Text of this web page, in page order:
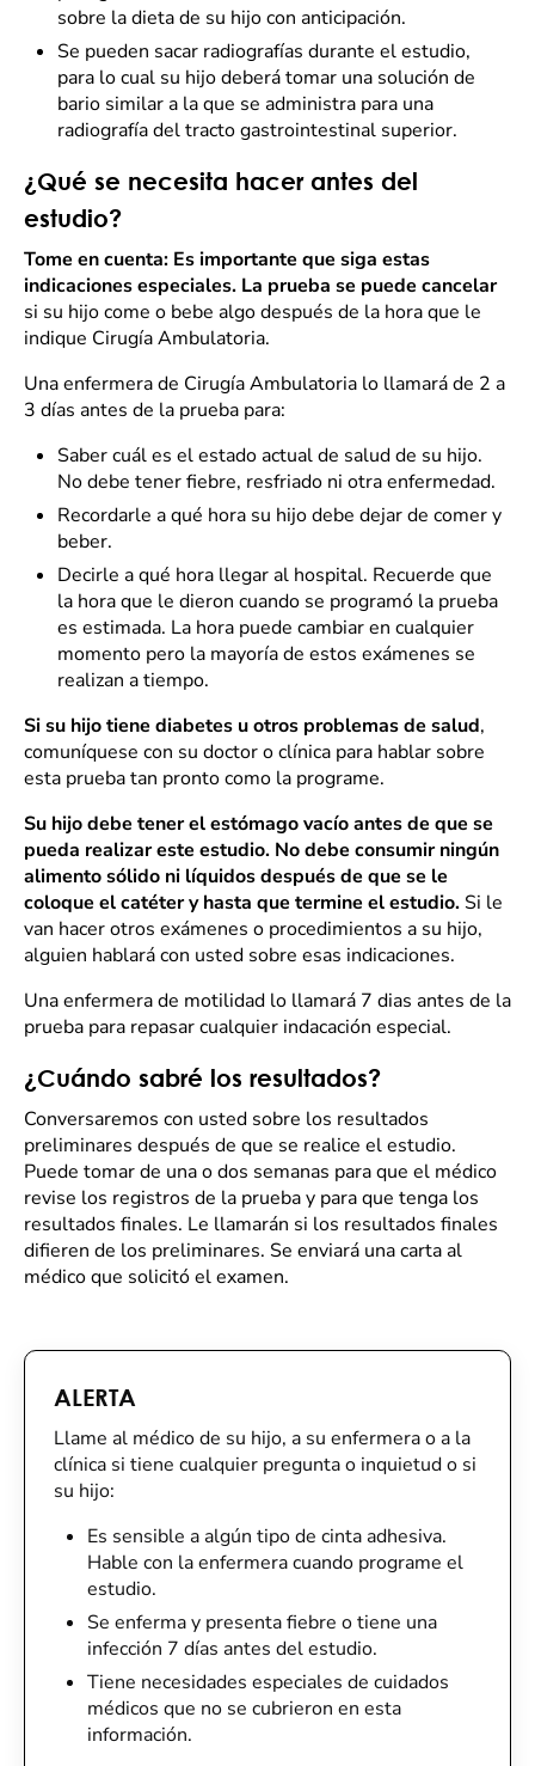
sobre la dieta de su hijo con anticipación.
Se pueden sacar radiografías durante el estudio,
para lo cual su hijo deberá tomar una solución de
bario similar a la que se administra para una
radiografía del tracto gastrointestinal superior.
¿Qué se necesita hacer antes del
estudio?
Tome en cuenta: Es importante que siga estas
indicaciones especiales. La prueba se puede cancelar
si su hijo come o bebe algo después de la hora que le
indique CirugíaAmbulatoria.
Una enfermera de Cirugía Ambulatoria lo llamará de 2 a
3 días antes de la prueba para:
Saber cuál es el estado actual de salud de su hijo.
No debe tener fiebre, resfriado ni otra enfermedad.
Recordarle a qué hora su hijo debe dejar de comer y
beber.
Decirle a qué hora llegar al hospital. Recuerde que
la hora que le dieron cuando se programó la prueba
es estimada. La hora puede cambiar en cualquier
momento pero la mayoría de estos exámenes se
realizan a tiempo.
Si su hijo tiene diabetes u otros problemas de salud,
comuníquese con su doctor o clínica para hablar sobre
esta prueba tan pronto como la programe.
Su hijo debe tener el estómago vacío antes de que se
pueda realizar este estudio. No debe consumir ningún
alimento sólido ni líquidos después de que se le
coloque el catéter y hasta que termine el estudio. Si le
van hacer otros exámenes o procedimientos a su hijo,
alguien hablará con usted sobre esas indicaciones.
Una enfermera de motilidad lo llamará 7 dias antes de la
prueba para repasar cualquier indacación especial.
¿Cuándo sabré los resultados?
Conversaremos con usted sobre los resultados
preliminares después de que se realice el estudio.
Puede tomar de una o dos semanas para que el médico
revise los registros de la prueba y para que tenga los
resultados finales. Le llamarán si los resultados finales
difieren de los preliminares. Se enviará una carta al
médico que solicitó el examen.
ALERTA
Llame al médico de su hijo, a su enfermera o a la
clínica si tiene cualquier pregunta o inquietud o si
su hijo:
Es sensible a algún tipo de cinta adhesiva.
Hable con la enfermera cuando programe el
estudio.
Se enferma y presenta fiebre o tiene una
infección 7 días antes del estudio.
Tiene necesidades especiales de cuidados
médicos que no se cubrieron en esta
información.